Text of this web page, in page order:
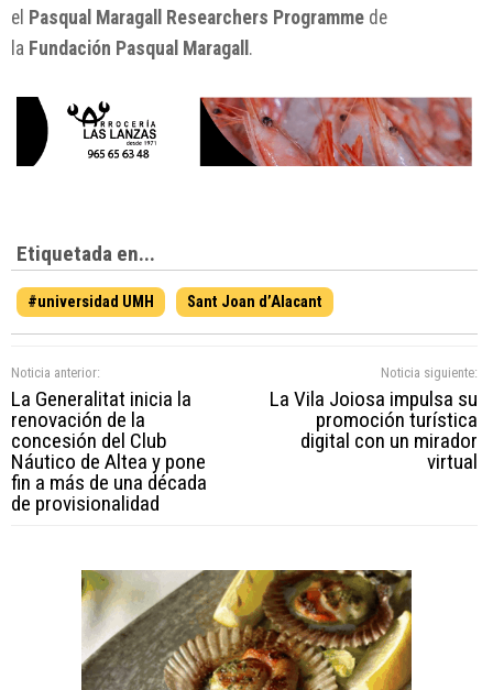
el Pasqual Maragall Researchers Programme de
la Fundación Pasqual Maragall .
Etiquetada en...
#universidad UMH Sant Joan d’Alacant
Noticia anterior:
La Generalitat inicia la
renovación de la
concesión del Club
Náutico de Altea y pone
fin a más de una década
de provisionalidad
Noticia siguiente:
La Vila Joiosa impulsa su
promoción turística
digital con un mirador
virtual